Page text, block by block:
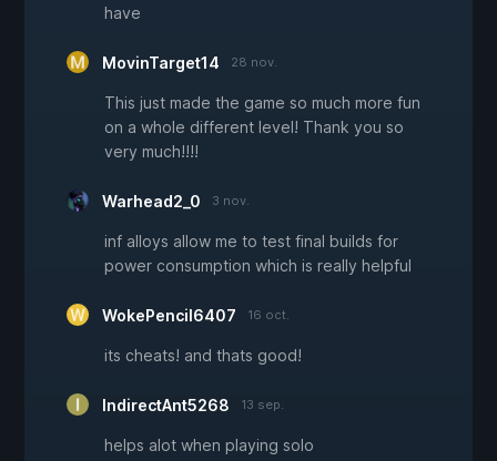
have
MovinTarget14 28 nov.
This just made the game so much more fun
on a whole different level! Thank you so
very much!!!!
Warhead2_0 3 nov.
inf alloys allow me to test final builds for
power consumption which is really helpful
WokePencil6407 16 oct.
its cheats! and thats good!
IndirectAnt5268 13 sep.
helps alot when playing solo